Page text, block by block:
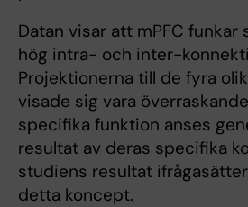
Datan visar att mPFC funkar
hög intra- och inter-
Projektionerna till de fyra
visade sig vara
specifika funktion anses
resultat av deras specifika
studiens resultat
detta koncept.